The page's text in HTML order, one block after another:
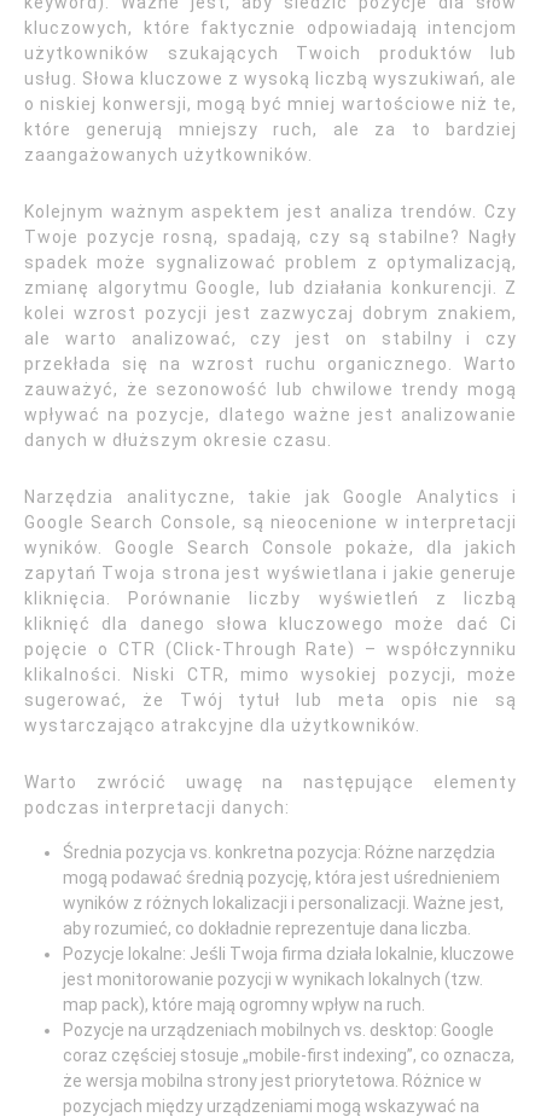
kluczowych, które faktycznie odpowiadają intencjom
użytkowników szukających Twoich produktów lub
usług. Słowa kluczowe z wysoką liczbą wyszukiwań, ale
o niskiej konwersji, mogą być mniej wartościowe niż te,
które generują mniejszy ruch, ale za to bardziej
zaangażowanych użytkowników.
Kolejnym ważnym aspektem jest analiza trendów. Czy
Twoje pozycje rosną, spadają, czy są stabilne? Nagły
spadek może sygnalizować problem z optymalizacją,
zmianę algorytmu Google, lub działania konkurencji. Z
kolei wzrost pozycji jest zazwyczaj dobrym znakiem,
ale warto analizować, czy jest on stabilny i czy
przekłada się na wzrost ruchu organicznego. Warto
zauważyć, że sezonowość lub chwilowe trendy mogą
wpływać na pozycje, dlatego ważne jest analizowanie
danych w dłuższym okresie czasu.
Narzędzia analityczne, takie jak Google Analytics i
Google Search Console, są nieocenione w interpretacji
wyników. Google Search Console pokaże, dla jakich
zapytań Twoja strona jest wyświetlana i jakie generuje
kliknięcia. Porównanie liczby wyświetleń z liczbą
kliknięć dla danego słowa kluczowego może dać Ci
pojęcie o CTR (Click-Through Rate) – współczynniku
klikalności. Niski CTR, mimo wysokiej pozycji, może
sugerować, że Twój tytuł lub meta opis nie są
wystarczająco atrakcyjne dla użytkowników.
Warto zwrócić uwagę na następujące elementy
podczas interpretacji danych:
Średnia pozycja vs. konkretna pozycja: Różne narzędzia
mogą podawać średnią pozycję, która jest uśrednieniem
wyników z różnych lokalizacji i personalizacji. Ważne jest,
aby rozumieć, co dokładnie reprezentuje dana liczba.
Pozycje lokalne: Jeśli Twoja firma działa lokalnie, kluczowe
jest monitorowanie pozycji w wynikach lokalnych (tzw.
map pack), które mają ogromny wpływ na ruch.
Pozycje na urządzeniach mobilnych vs. desktop: Google
coraz częściej stosuje „mobile-first indexing”, co oznacza,
że wersja mobilna strony jest priorytetowa. Różnice w
pozycjach między urządzeniami mogą wskazywać na